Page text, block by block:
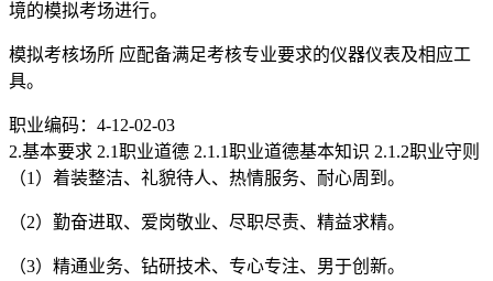
境的模拟考场进行。
模拟考核场所 应配备满足考核专业要求的仪器仪表及相应工
具。
职业编码：4-12-02-03
2.基本要求 2.1职业道德 2.1.1职业道德基本知识 2.1.2职业守则
（1）着装整洁、礼貌待人、热情服务、耐心周到。
（2）勤奋进取、爱岗敬业、尽职尽责、精益求精。
（3）精通业务、钻研技术、专心专注、男于创新。